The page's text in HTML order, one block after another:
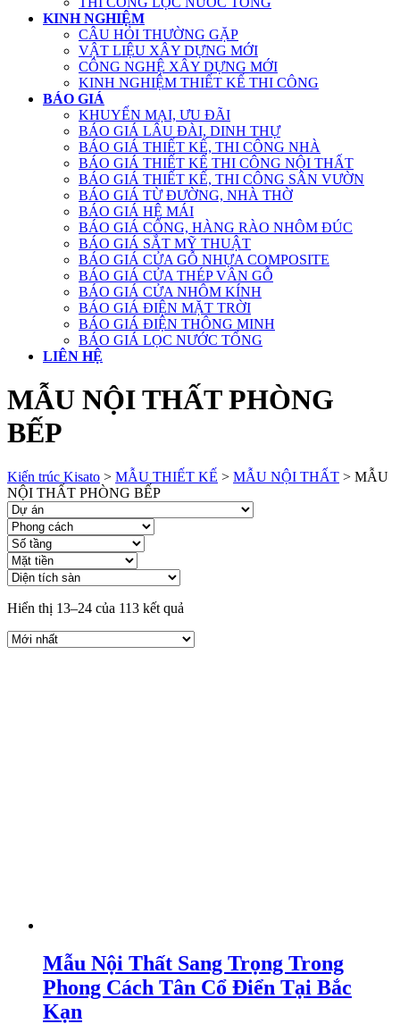
KINH NGHIỆM
CÂU HỎI THƯỜNG GẶP
VẬT LIỆU XÂY DỰNG MỚI
CÔNG NGHỆ XÂY DỰNG MỚI
KINH NGHIỆM THIẾT KẾ THI CÔNG
BÁO GIÁ
KHUYẾN MẠI, ƯU ĐÃI
BÁO GIÁ LÂU ĐÀI, DINH THỰ
BÁO GIÁ THIẾT KẾ, THI CÔNG NHÀ
BÁO GIÁ THIẾT KẾ THI CÔNG NỘI THẤT
BÁO GIÁ THIẾT KẾ, THI CÔNG SÂN VƯỜN
BÁO GIÁ TỪ ĐƯỜNG, NHÀ THỜ
BÁO GIÁ HỆ MÁI
BÁO GIÁ CỔNG, HÀNG RÀO NHÔM ĐÚC
BÁO GIÁ SẮT MỸ THUẬT
BÁO GIÁ CỬA GỖ NHỰA COMPOSITE
BÁO GIÁ CỬA THÉP VÂN GỖ
BÁO GIÁ CỬA NHÔM KÍNH
BÁO GIÁ ĐIỆN MẶT TRỜI
BÁO GIÁ ĐIỆN THÔNG MINH
BÁO GIÁ LỌC NƯỚC TỔNG
LIÊN HỆ
MẪU NỘI THẤT PHÒNG
BẾP
Kiến trúc Kisato > MẪU THIẾT KẾ > MẪU NỘI THẤT > MẪU
NỘI THẤT PHÒNG BẾP
Hiển thị 13–24 của 113 kết quả
Mẫu Nội Thất Sang Trọng Trong
Phong Cách Tân Cổ Điển Tại Bắc
Kạn